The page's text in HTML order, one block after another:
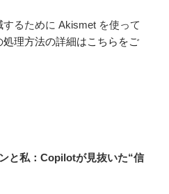
るために Akismet を使って
処理方法の詳細はこちらをご
と私：Copilotが見抜いた“信